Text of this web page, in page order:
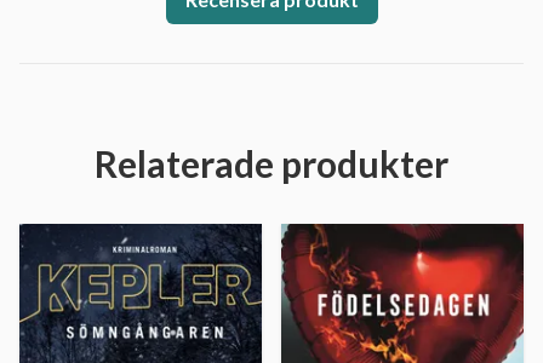
Relaterade produkter